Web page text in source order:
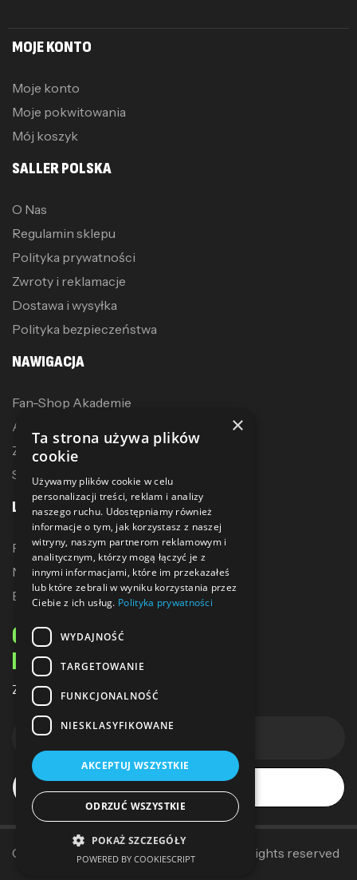
MOJE KONTO
Moje konto
Moje pokwitowania
Mój koszyk
SALLER POLSKA
O Nas
Regulamin sklepu
Polityka prywatności
Zwroty i reklamacje
Dostawa i wysyłka
Polityka bezpieczeństwa
NAWIGACJA
Fan-Shop Akademie
Akcesoria treningowe
Zostań dystrybutorem
Sublimacja
LINKI
Promocje
Nowe produkty
Bestsellery
ODBIERZ 10% ZNIŻKI
NA PIERWSZE ZAKUPY
Zapisz się do naszego newslettera
Subskrybuj
Copyright © 2014–2025Sallerpolska . All rights reserved
×
Ta strona używa plików
cookie
Używamy plików cookie w celu
personalizacji treści, reklam i analizy
naszego ruchu. Udostępniamy również
informacje o tym, jak korzystasz z naszej
witryny, naszym partnerom reklamowym i
analitycznym, którzy mogą łączyć je z
innymi informacjami, które im przekazałeś
lub które zebrali w wyniku korzystania przez
Ciebie z ich usług. Polityka prywatności
WYDAJNOŚĆ
TARGETOWANIE
FUNKCJONALNOŚĆ
NIESKLASYFIKOWANE
AKCEPTUJ WSZYSTKIE
ODRZUĆ WSZYSTKIE
POKAŻ SZCZEGÓŁY
POWERED BY COOKIESCRIPT